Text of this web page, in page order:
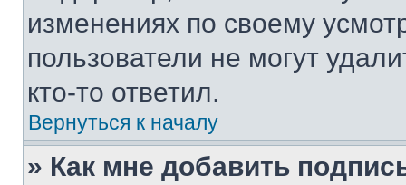
изменениях по своему
пользователи не могут
кто-то ответил.
Вернуться к началу
» Как мне добавить